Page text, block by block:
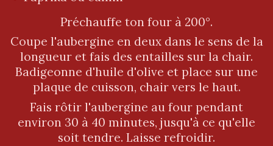
Préchauffe ton four à 200°.
Coupe l'aubergine en deux dans le sens de la
longueur et fais des entailles sur la chair.
Badigeonne d'huile d'olive et place sur une
plaque de cuisson, chair vers le haut.
Fais rôtir l'aubergine au four pendant
environ 30 à 40 minutes, jusqu'à ce qu'elle
soit tendre. Laisse refroidir.